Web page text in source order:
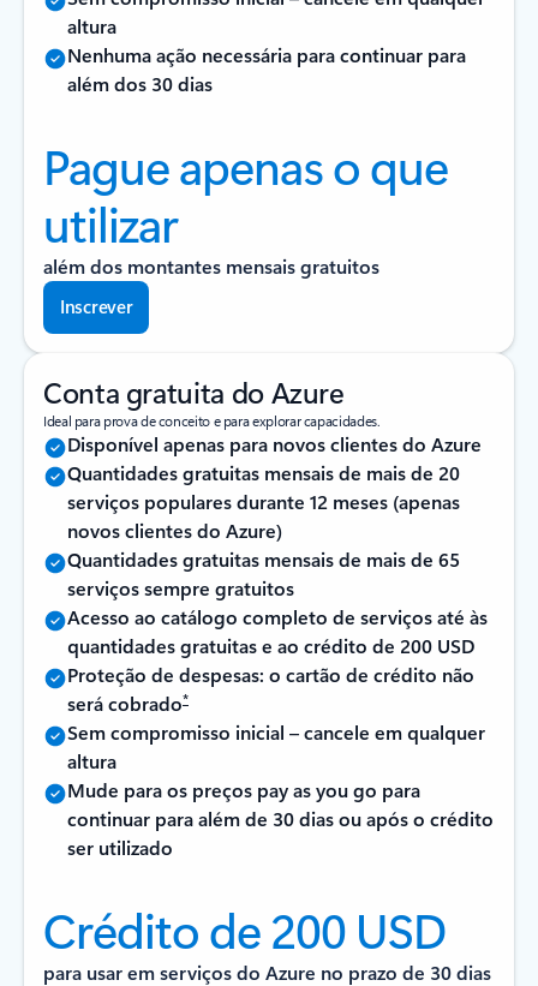
altura
Nenhuma ação necessária para continuar para
além dos 30 dias
Pague apenas o que
utilizar
além dos montantes mensais gratuitos
Inscrever
Conta gratuita do Azure
Ideal para prova de conceito e para explorar capacidades.
Disponível apenas para novos clientes do Azure
Quantidades gratuitas mensais de mais de 20
serviços populares durante 12 meses (apenas
novos clientes do Azure)
Quantidades gratuitas mensais de mais de 65
serviços sempre gratuitos
Acesso ao catálogo completo de serviços até às
quantidades gratuitas e ao crédito de 200 USD
Proteção de despesas: o cartão de crédito não
será cobrado*
Sem compromisso inicial – cancele em qualquer
altura
Mude para os preços pay as you go para
continuar para além de 30 dias ou após o crédito
ser utilizado
Crédito de 200 USD
para usar em serviços do Azure no prazo de 30 dias